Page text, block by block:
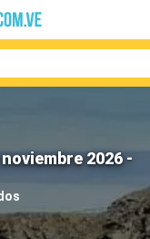
2026 -